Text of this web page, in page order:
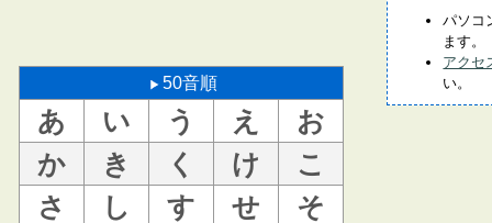
50音順
あ い う え
お
か
き く け
こ
さ
し す せ
そ
パソコ
ます。
アクセ
い。